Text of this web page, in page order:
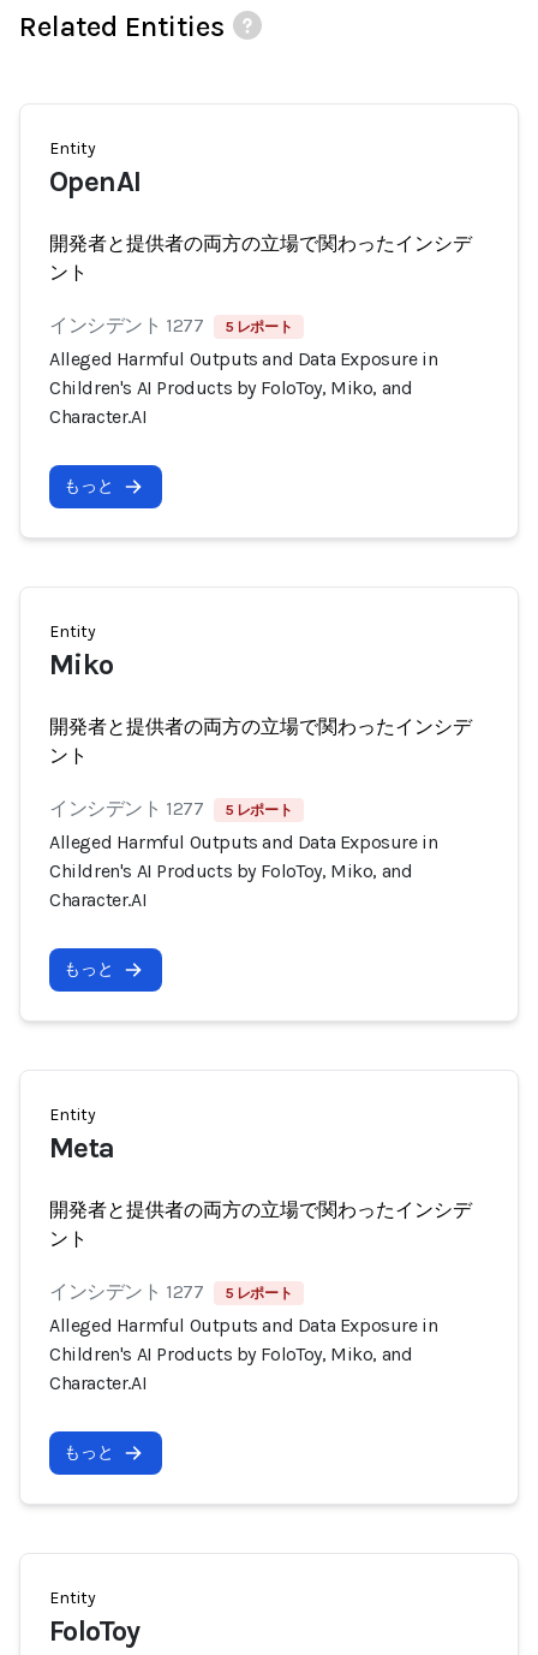
Related Entities
Entity
OpenAI
開発者と提供者の両方の立場で関わったインシデ
ント
インシデント 1277 5 レポート
Alleged Harmful Outputs and Data Exposure in
Children's AI Products by FoloToy, Miko, and
Character.AI
もっと
Entity
Miko
開発者と提供者の両方の立場で関わったインシデ
ント
インシデント 1277 5 レポート
Alleged Harmful Outputs and Data Exposure in
Children's AI Products by FoloToy, Miko, and
Character.AI
もっと
Entity
Meta
開発者と提供者の両方の立場で関わったインシデ
ント
インシデント 1277 5 レポート
Alleged Harmful Outputs and Data Exposure in
Children's AI Products by FoloToy, Miko, and
Character.AI
もっと
Entity
FoloToy